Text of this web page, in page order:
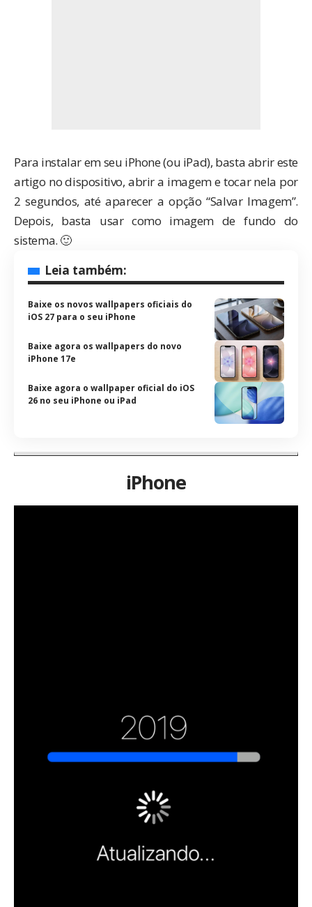
Para instalar em seu iPhone (ou iPad), basta abrir este
artigo no dispositivo, abrir a imagem e tocar nela por
2 segundos, até aparecer a opção “Salvar Imagem”.
Depois, basta usar como imagem de fundo do
sistema. 🙂
Leia também:
Baixe os novos wallpapers oficiais do
iOS 27 para o seu iPhone
Baixe agora os wallpapers do novo
iPhone 17e
Baixe agora o wallpaper oficial do iOS
26 no seu iPhone ou iPad
iPhone